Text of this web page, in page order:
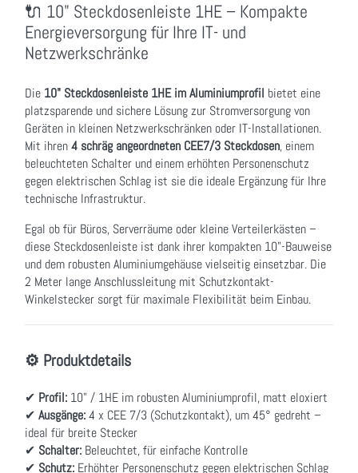
🔌 10" Steckdosenleiste 1HE – Kompakte
Energieversorgung für Ihre IT- und
Netzwerkschränke
Die 10" Steckdosenleiste 1HE im Aluminiumprofil bietet eine
platzsparende und sichere Lösung zur Stromversorgung von
Geräten in kleinen Netzwerkschränken oder IT-Installationen.
Mit ihren4 schräg angeordneten CEE7/3 Steckdosen, einem
beleuchteten Schalter und einem erhöhten Personenschutz
gegen elektrischen Schlag ist sie die ideale Ergänzung für Ihre
technische Infrastruktur.
Egal ob für Büros, Serverräume oder kleine Verteilerkästen –
diese Steckdosenleiste ist dank ihrer kompakten 10"-Bauweise
und dem robusten Aluminiumgehäuse vielseitig einsetzbar. Die
2 Meter lange Anschlussleitung mit Schutzkontakt-
Winkelstecker sorgt für maximale Flexibilität beim Einbau.
⚙ Produktdetails
✔ Profil: 10" / 1HE im robusten Aluminiumprofil, matt eloxiert
✔ Ausgänge:4 x CEE 7/3 (Schutzkontakt), um 45° gedreht –
ideal für breite Stecker
✔ Schalter: Beleuchtet, für einfache Kontrolle
✔ Schutz: Erhöhter Personenschutz gegen elektrischen Schlag